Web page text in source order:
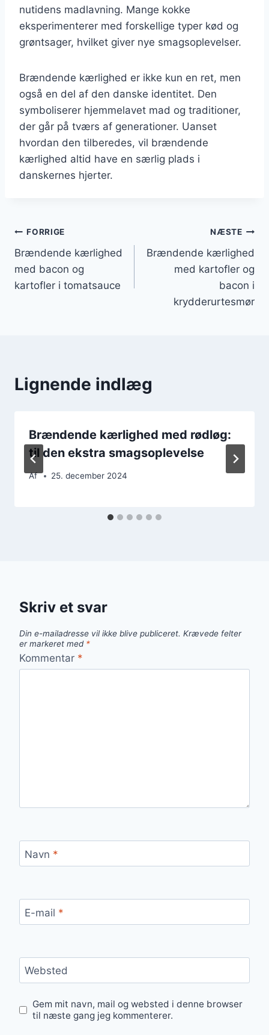
nutidens madlavning. Mange kokke
eksperimenterer med forskellige typer kød og
grøntsager, hvilket giver nye smagsoplevelser.
Brændende kærlighed er ikke kun en ret, men
også en del af den danske identitet. Den
symboliserer hjemmelavet mad og traditioner,
der går på tværs af generationer. Uanset
hvordan den tilberedes, vil brændende
kærlighed altid have en særlig plads i
danskernes hjerter.
Indlægsnavigation
FORRIGE
Brændende kærlighed
med bacon og
kartofler i tomatsauce
NÆSTE
Brændende kærlighed
med kartofler og
bacon i
krydderurtesmør
Lignende indlæg
Brændende kærlighed med rødløg:
til den ekstra smagsoplevelse
Af 25. december 2024
Skriv et svar
Din e-mailadresse vil ikke blive publiceret. Krævede felter
er markeret med *
Kommentar *
Navn *
E-mail *
Websted
Gem mit navn, mail og websted i denne browser
til næste gang jeg kommenterer.